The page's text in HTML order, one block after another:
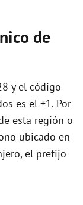
de
y el código
es el +1. Por
esta región o
ubicado en
el prefijo